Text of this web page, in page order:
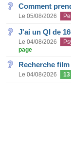
Comment
Le 05/08/2026
J'ai un QI de
Le 04/08/2026
page
Recherche
Le 04/08/2026 13